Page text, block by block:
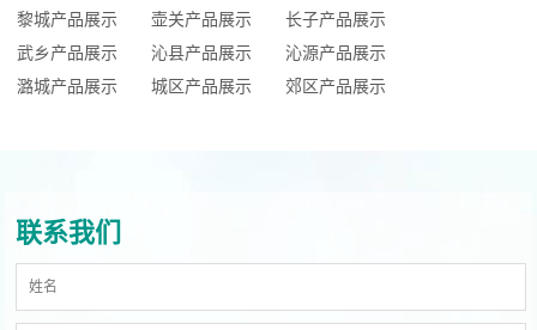
黎城产品展示
壶关产品展示
长子产品展示
武乡产品展示
沁县产品展示
沁源产品展示
潞城产品展示
城区产品展示 郊区产品展示
联系我们